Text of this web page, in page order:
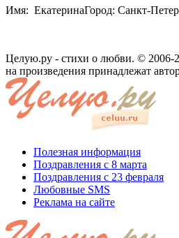
Имя: ЕкатеринаГород: Санкт-
Целую.ру - стихи о любви. © 2006-
на произведения принадлежат
Полезная информация
Поздравления с 8 марта
Поздравления с 23 февраля
Любовные SMS
Реклама на сайте